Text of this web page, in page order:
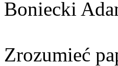
Boniecki
Zrozumieć